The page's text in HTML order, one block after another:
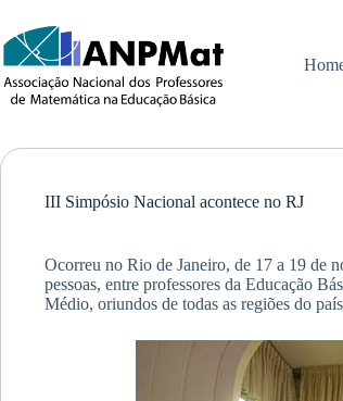
para
o
conteúdo
III Simpósio Nacional acontece no RJ
Ocorreu no Rio de Janeiro, de 17 a 19 de
pessoas, entre professores da Educação
Médio, oriundos de todas as regiões do